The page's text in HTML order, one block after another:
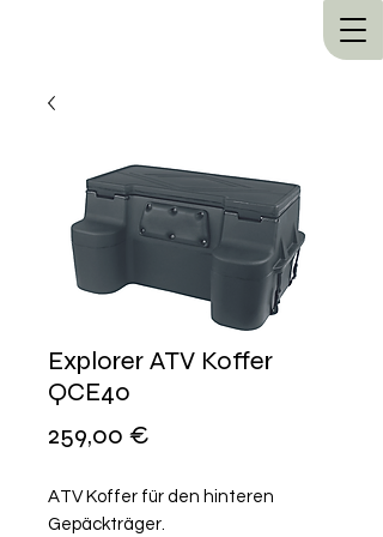
Explorer ATV Koffer
QCE40
259,00 €
ATV Koffer für den hinteren
Gepäckträger.